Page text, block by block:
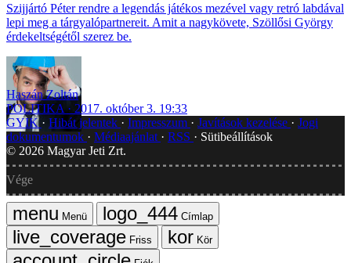
Szijjártó Péter rendre a legendás játékos mezével vagy retró labdával
lepi meg a tárgyalópartnereit. Amit a nagykövete, Szöllősi György
érdekeltségétől szerez be.
Haszán Zoltán
POLITIKA
2017. október 3. 19:33
GYIK
Hibát jelentek Impresszum Javítások kezelése
Jogi
dokumentumok
Médiaajánlat RSS
Sütibeállítások
© 2026 Magyar Jeti Zrt.
Vége
Menü
Címlap
Friss
Kör